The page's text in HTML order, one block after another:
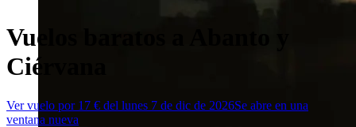
Vuelos baratos a Abanto y
Ciérvana
Ver vuelo por 17 € del lunes 7 de dic de 2026Se abre en una
ventana nueva